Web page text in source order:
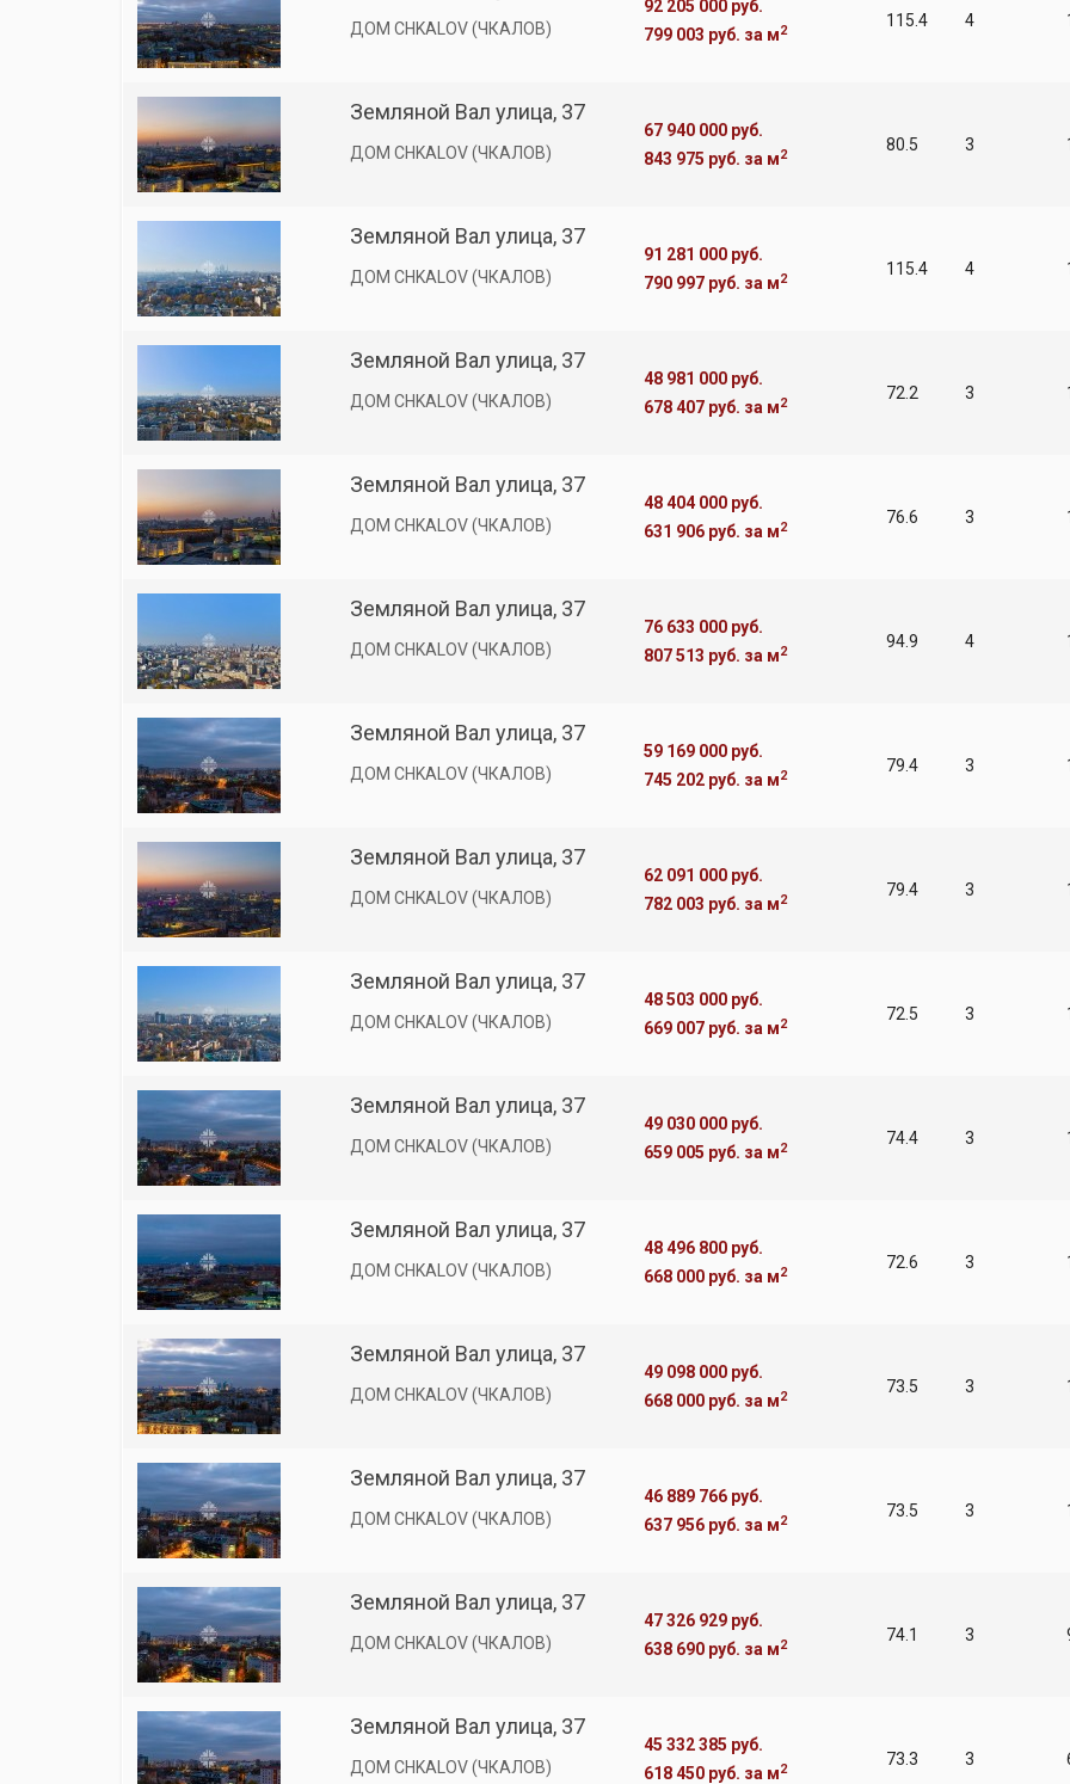
ДОМ CHKALOV (ЧКАЛОВ)
92 205 000 руб.
799 003 руб. за м2
115.4 4
Земляной Вал улица, 37
ДОМ CHKALOV (ЧКАЛОВ)
67 940 000 руб.
843 975 руб. за м2
80.5 3
Земляной Вал улица, 37
ДОМ CHKALOV (ЧКАЛОВ)
91 281 000 руб.
790 997 руб. за м2
115.4 4
Земляной Вал улица, 37
ДОМ CHKALOV (ЧКАЛОВ)
48 981 000 руб.
678 407 руб. за м2
72.2 3
Земляной Вал улица, 37
ДОМ CHKALOV (ЧКАЛОВ)
48 404 000 руб.
631 906 руб. за м2
76.6 3
Земляной Вал улица, 37
ДОМ CHKALOV (ЧКАЛОВ)
76 633 000 руб.
807 513 руб. за м2
94.9 4
Земляной Вал улица, 37
ДОМ CHKALOV (ЧКАЛОВ)
59 169 000 руб.
745 202 руб. за м2
79.4 3
Земляной Вал улица, 37
ДОМ CHKALOV (ЧКАЛОВ)
62 091 000 руб.
782 003 руб. за м2
79.4 3
Земляной Вал улица, 37
ДОМ CHKALOV (ЧКАЛОВ)
48 503 000 руб.
669 007 руб. за м2
72.5 3
Земляной Вал улица, 37
ДОМ CHKALOV (ЧКАЛОВ)
49 030 000 руб.
659 005 руб. за м2
74.4 3
Земляной Вал улица, 37
ДОМ CHKALOV (ЧКАЛОВ)
48 496 800 руб.
668 000 руб. за м2
72.6 3
Земляной Вал улица, 37
ДОМ CHKALOV (ЧКАЛОВ)
49 098 000 руб.
668 000 руб. за м2
73.5 3
Земляной Вал улица, 37
ДОМ CHKALOV (ЧКАЛОВ)
46 889 766 руб.
637 956 руб. за м2
73.5 3
Земляной Вал улица, 37
ДОМ CHKALOV (ЧКАЛОВ)
47 326 929 руб.
638 690 руб. за м2
74.1 3
Земляной Вал улица, 37
ДОМ CHKALOV (ЧКАЛОВ)
45 332 385 руб.
618 450 руб. за м2
73.3 3